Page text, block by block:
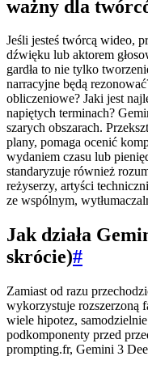
ważny dla
Jeśli jesteś twórcą wideo,
dźwięku lub aktorem
gardła to nie tylko
narracyjne będą
obliczeniowe? Jaki jest
napiętych terminach?
szarych obszarach.
plany, pomaga ocenić
wydaniem czasu lub
standaryzuje również
reżyserzy, artyści
ze wspólnym,
Jak działa
skrócie)#
Zamiast od razu
wykorzystuje rozszerzoną
wiele hipotez,
podkomponenty przed
prompting.fr, Gemini 3